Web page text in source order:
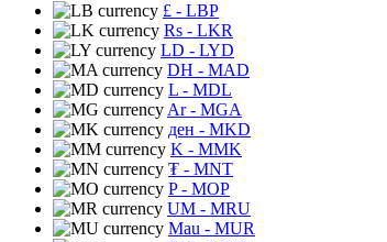
£ - LBP
Rs - LKR
LD - LYD
DH - MAD
L - MDL
Ar- MGA
ден - MKD
K - MMK
₮ - MNT
P- MOP
UM - MRU
Mau - MUR